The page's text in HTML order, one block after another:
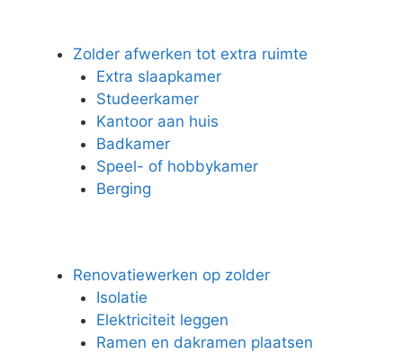
Zolder afwerken tot extra ruimte
Extra slaapkamer
Studeerkamer
Kantoor aan huis
Badkamer
Speel- of hobbykamer
Berging
Renovatiewerken op zolder
Isolatie
Elektriciteit leggen
Ramen en dakramen plaatsen